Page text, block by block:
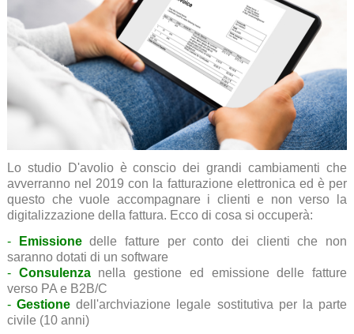
Lo studio D'avolio è conscio dei grandi cambiamenti che
avverranno nel 2019 con la fatturazione elettronica ed è per
questo che vuole accompagnare i clienti e non verso la
digitalizzazione della fattura. Ecco di cosa si occuperà:
-
Emissionedelle fatture per conto dei clienti che non
saranno dotati di un software
- Consulenzanella gestione ed emissione delle fatture
verso PA e B2B/C
- Gestione dell'archviazione legale sostitutiva per la parte
civile (10 anni)